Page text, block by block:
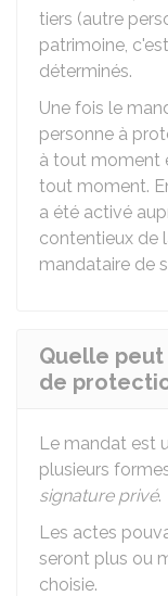
tiers (autre
patrimoine,
déterminés.
Une fois le
personne à
à tout moment
tout moment.
a été activé
contentieux de
mandataire de
Quelle
de
Le mandat est
plusieurs
signature privé.
Les actes
seront plus ou
choisie.